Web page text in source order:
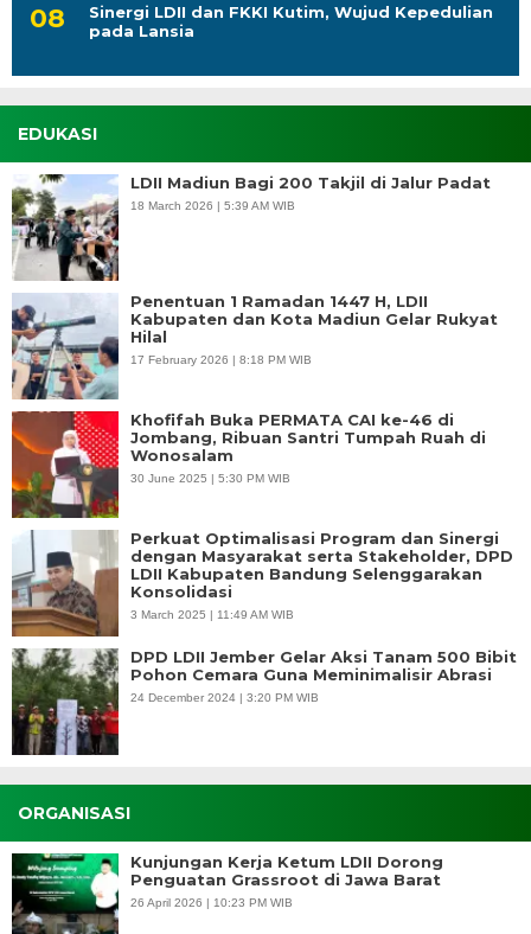
Sinergi LDII dan FKKI Kutim, Wujud Kepedulian
pada Lansia
EDUKASI
LDII Madiun Bagi 200 Takjil di Jalur Padat
18 March 2026 | 5:39 AM WIB
Penentuan 1 Ramadan 1447 H, LDII
Kabupaten dan Kota Madiun Gelar Rukyat
Hilal
17 February 2026 | 8:18 PM WIB
Khofifah Buka PERMATA CAI ke-46 di
Jombang, Ribuan Santri Tumpah Ruah di
Wonosalam
30 June 2025 | 5:30 PM WIB
Perkuat Optimalisasi Program dan Sinergi
dengan Masyarakat serta Stakeholder, DPD
LDII Kabupaten Bandung Selenggarakan
Konsolidasi
3 March 2025 | 11:49 AM WIB
DPD LDII Jember Gelar Aksi Tanam 500 Bibit
Pohon Cemara Guna Meminimalisir Abrasi
24 December 2024 | 3:20 PM WIB
ORGANISASI
Kunjungan Kerja Ketum LDII Dorong
Penguatan Grassroot di Jawa Barat
26 April 2026 | 10:23 PM WIB